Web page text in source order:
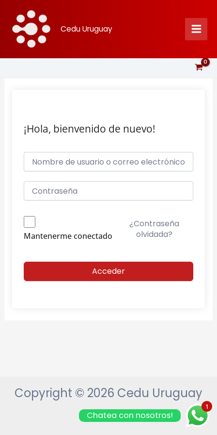
contenido
Cedu Uruguay
¡Hola, bienvenido de nuevo!
Mantenerme conectado
¿Contraseña
olvidada?
Acceder
Copyright © 2026 Cedu Uruguay
1
Chatea con nosotros!